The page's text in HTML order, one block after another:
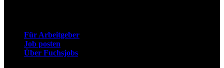
Für Arbeitgeber
Job posten
Über Fuchsjobs